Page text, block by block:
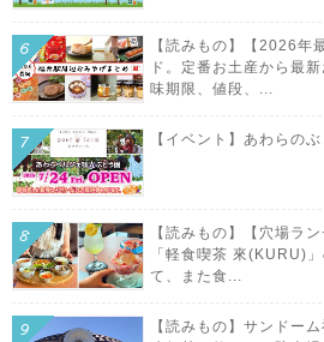
【読みもの】【2026年
ド。定番お土産から最
味期限、値段、...
【イベント】あわらの
【読みもの】【穴場ラ
「軽食喫茶 來(KURU)
て、また食...
【読みもの】サンドー